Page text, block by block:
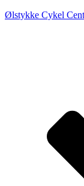
Ølstykke Cykel